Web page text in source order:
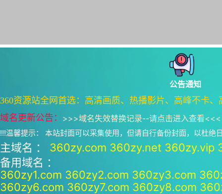
公告通知
360资源站全网首选：高清画质、热播影片、高峰不卡
域名更新公告： >>>域名失效替换记录--请点击进入查看<<<
!!!温馨提示： 本站封面可以采集使用，但请自行备份封面，以杜绝
主域名 ： 360zy.com 360zy.net 360zy.vip
备用域名 ：
360zy1.com 360zy2.com 360zy3.com
360zy6.com 360zy7.com 360zy8.com